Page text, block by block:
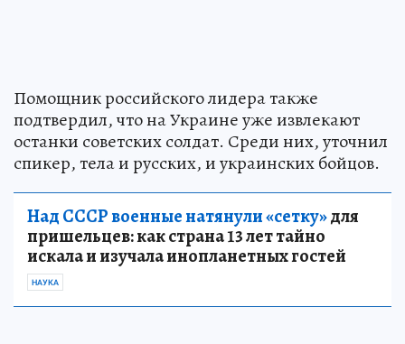
Помощник российского лидера также
подтвердил, что на Украине уже извлекают
останки советских солдат. Среди них, уточнил
спикер, тела и русских, и украинских бойцов.
Над СССР военные натянули «сетку»для
пришельцев: как страна 13 лет тайно
искала и изучала инопланетных гостей
НАУКА